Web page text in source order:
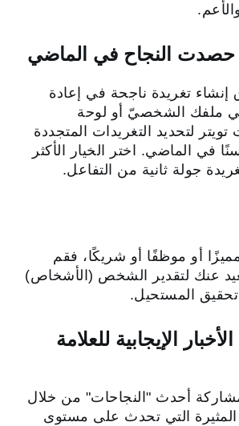
حصدت النجاح في الماضي
تغريدة ناجحة في إعادة
ملفك الشخصيّ أو لوحة
لتحديد التغريدات المتجددة
في الماضي. اختر الخيار الأكثر
جولة ثانية من التفاعل.
أو موظفًا أو شريكًا، فقم
عنك لتقدير الشخص (الأشخاص)
المستحيل.
الإيجابية للعلامة
أحدث "النجاحات" من خلال
المثيرة التي تحدث على مستوى